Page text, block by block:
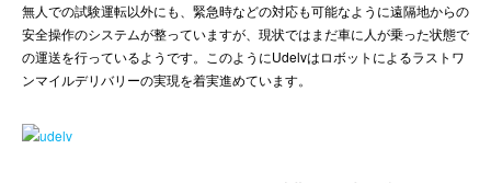
無人での試験運転以外にも、緊急時などの対応も可能なように遠隔地からの
安全操作のシステムが整っていますが、現状ではまだ車に人が乗った状態で
の運送を行っているようです。このようにUdelvはロボットによるラストワ
ンマイルデリバリーの実現を着実進めています。